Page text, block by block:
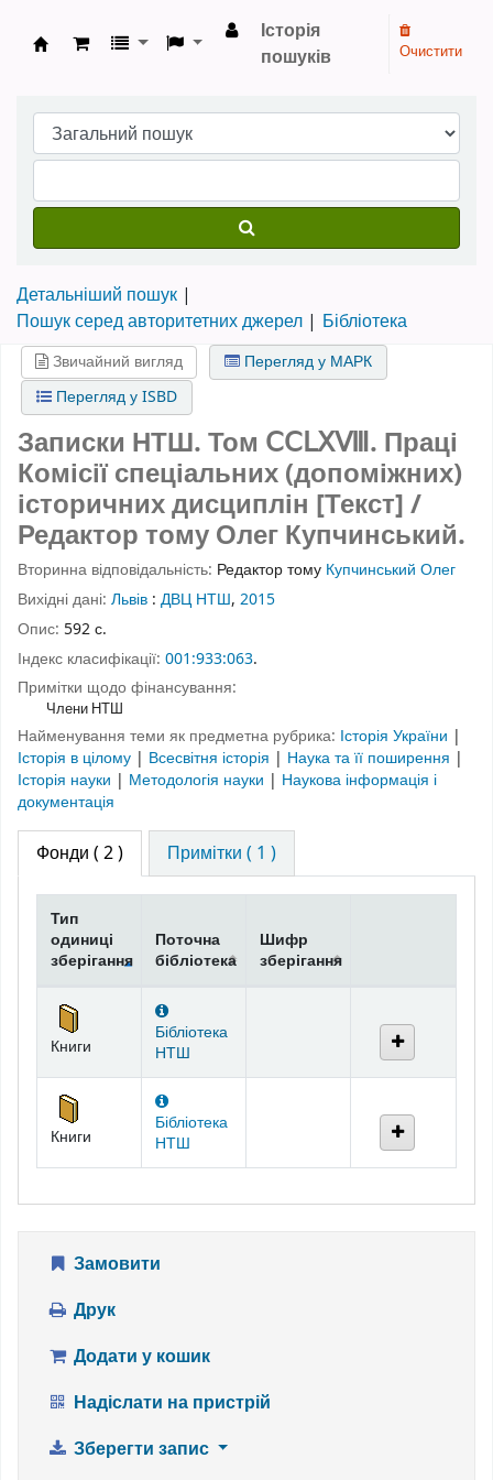
Бібліотека НТШ › Електронний каталог
Історія
пошуків
Очистити
Детальніший пошук
Пошук серед авторитетних джерел
Бібліотека
Звичайний вигляд
Перегляд у МАРК
Перегляд у ISBD
Записки НТШ. Том ⅭⅭⅬⅩⅧ. Праці
Комісії спеціальних (допоміжних)
історичних дисциплін [Текст] /
Редактор тому Олег Купчинський.
Вторинна відповідальність: Редактор тому Купчинський Олег
Вихідні дані: Львів : ДВЦ НТШ, 2015
Опис: 592 с.
Індекс класифікації: 001:933:063.
Примітки щодо фінансування:
Члени НТШ
Найменування теми як предметна рубрика: Історія України |
Історія в цілому | Всесвітня історія | Наука та її поширення |
Історія науки | Методологія науки | Наукова інформація і
документація
Фонди ( 2 ) Примітки ( 1 )
Фонди
Тип
одиниці
зберігання
Поточна
бібліотека
Шифр
зберігання
Книги
Бібліотека
НТШ
Книги
Бібліотека
НТШ
Замовити
Друк
Додати у кошик
Надіслати на пристрій
Зберегти запис